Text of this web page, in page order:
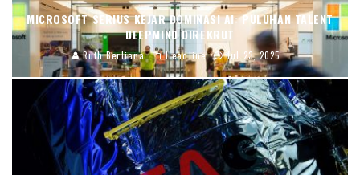
MICROSOFT SERIUS KEJAR DOMINASI AI: PULUHAN TALENT
DEEPMIND DIREKRUT
Ruth Berliana Headline Jul 23, 2025